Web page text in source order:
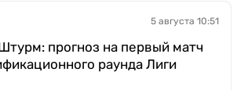
5 августа 10:51
прогноз на первый матч
раунда Лиги